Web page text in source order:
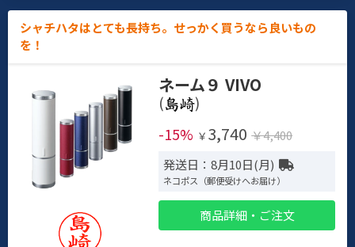
シャチハタはとても長持ち。せっかく買うなら良いもの
を！
ネーム９ VIVO
(
)
-15% ￥ 3,740 ￥4,400
発送日：8月10日(月)
ネコポス（郵便受けへお届け）
商品詳細・ご注文